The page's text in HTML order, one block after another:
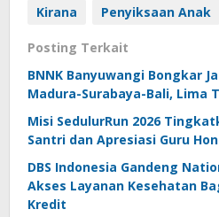
Kirana Penyiksaan Anak
Posting Terkait
BNNK Banyuwangi Bongkar
Madura-Surabaya-Bali, Lima
Misi SedulurRun 2026
Santri dan Apresiasi Guru
DBS Indonesia Gandeng
Akses Layanan Kesehatan
Kredit